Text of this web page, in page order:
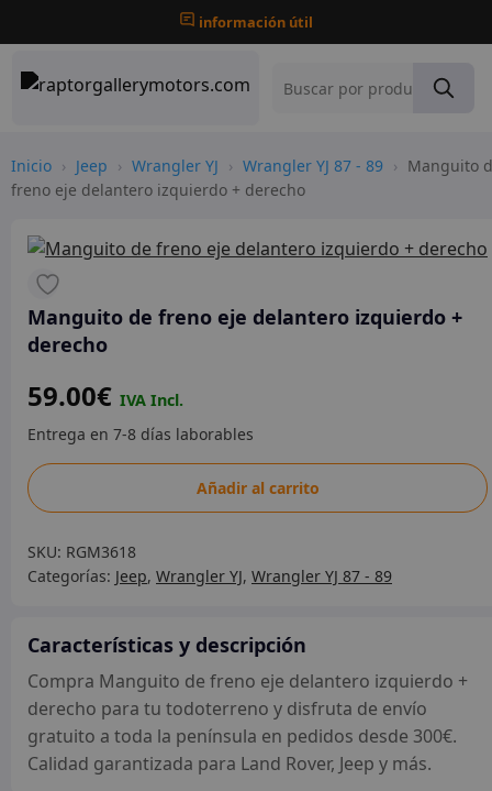
información útil
Inicio › Jeep › Wrangler YJ › Wrangler YJ 87 - 89 › Manguito
freno eje delantero izquierdo + derecho
Manguito de freno eje delantero izquierdo +
derecho
59.00€
Manguito
de
eje
delantero
+
cantidad
Añadir al carrito
SKU: RGM3618
Categorías: Jeep, Wrangler YJ, Wrangler YJ 87 - 89
Características y descripción
Compra Manguito de freno eje delantero izquierdo +
derecho para tu todoterreno y disfruta de envío
gratuito a toda la península en pedidos desde 300€.
Calidad garantizada para Land Rover, Jeep y más.